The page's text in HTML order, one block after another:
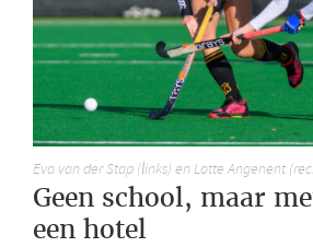
Eva van der Stap (links) en Lotte Angenent
Geen school, maar
een hotel